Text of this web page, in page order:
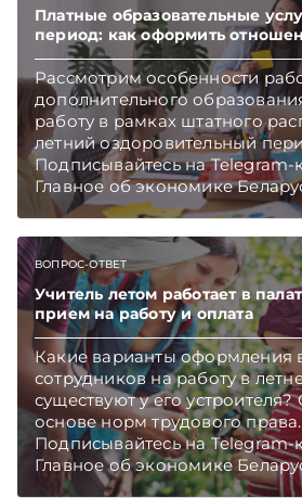
Платные образовательные
период: как оформить
Рассмотрим особенности
дополнительного
работу в рамках штатного
летний оздоровительный
Подписывайтесь на
Главное об экономике
чем в новостях TelegramViber
ВОПРОС-ОТВЕТ
Учитель летом работает в
прием на работу и оплата
Какие варианты оформления
сотрудников на работу в
существуют у его
основе норм трудового права.
Подписывайтесь на
Главное об экономике
чем в новостях TelegramViber